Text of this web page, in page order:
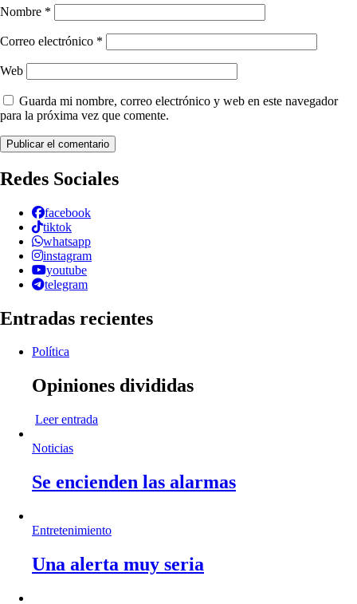
Nombre *
Correo electrónico *
Web
Guarda mi nombre, correo electrónico y web en este navegador
para la próxima vez que comente.
Redes Sociales
facebook
tiktok
whatsapp
instagram
youtube
telegram
Entradas recientes
Política
Opiniones divididas
Leer entrada
Noticias
Se encienden las alarmas
Entretenimiento
Una alerta muy seria